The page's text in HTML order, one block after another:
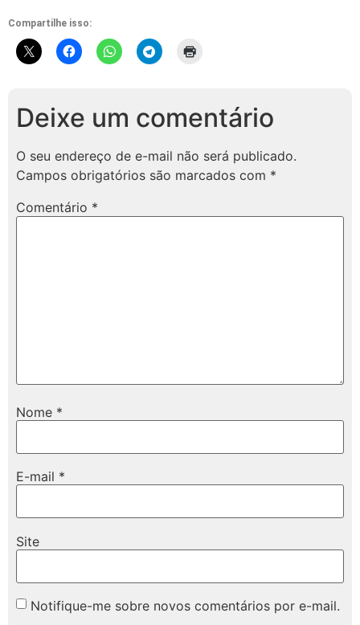
Compartilhe isso:
Deixe um comentário
O seu endereço de e-mail não será publicado.
Campos obrigatórios são marcados com *
Comentário *
Nome *
E-mail *
Site
Notifique-me sobre novos comentários por e-mail.